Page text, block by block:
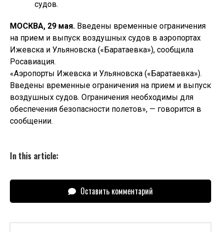
судов.
МОСКВА, 29 мая. Введены временные ограничения
на прием и выпуск воздушных судов в аэропортах
Ижевска и Ульяновска («Баратаевка»), сообщила
Росавиация.
«Аэропорты Ижевска и Ульяновска («Баратаевка»).
Введены временные ограничения на прием и выпуск
воздушных судов. Ограничения необходимы для
обеспечения безопасности полетов», — говорится в
сообщении.
In this article:
Оставить комментарий